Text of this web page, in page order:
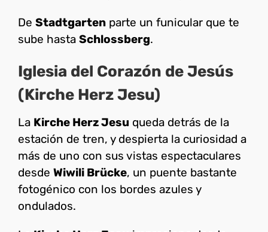
De Stadtgartenparte un funicular que te
sube hasta Schlossberg.
Iglesia del Corazón de Jesús
(Kirche Herz Jesu)
La Kirche Herz Jesu queda detrás de la
estación de tren, y despierta la curiosidad a
más de uno con sus vistas espectaculares
desde Wiwili Brücke, un puente bastante
fotogénico con los bordes azules y
ondulados.